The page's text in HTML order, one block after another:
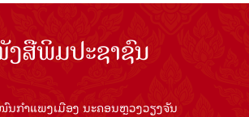
ສືພິມປະຊາຊົນ
ນກຳແພງເມືອງ ນະຄອນຫຼວງວຽງຈັນ